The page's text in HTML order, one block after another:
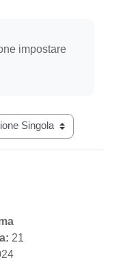
impostare
terziaria modalità
21